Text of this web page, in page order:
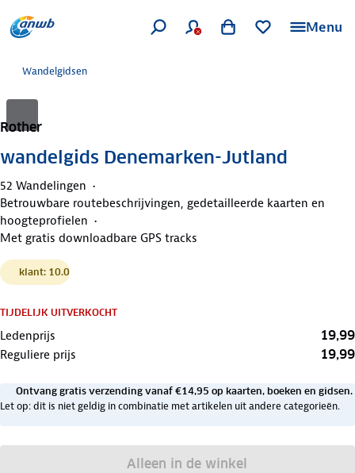
Menu
Wandelgidsen
Rother
wandelgids Denemarken-Jutland
52 Wandelingen
Betrouwbare routebeschrijvingen, gedetailleerde kaarten en
hoogteprofielen
Met gratis downloadbare GPS tracks
klant: 10.0
TIJDELIJK UITVERKOCHT
Ledenprijs 19,99
Reguliere prijs 19,99
Ontvang gratis verzending vanaf €14,95 op kaarten, boeken en gidsen.
Let op: dit is niet geldig in combinatie met artikelen uit andere categorieën.
Alleen in de winkel